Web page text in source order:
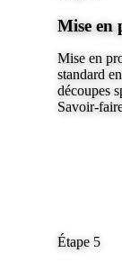
Mise en
Mise en
standard
découpes
Savoir-
Étape 5